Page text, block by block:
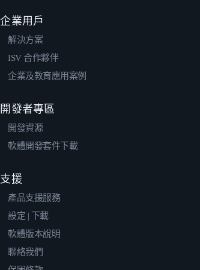
企業用戶
解決方案
ISV 合作夥伴
企業及教育應用案例
開發者專區
開發資源
軟體開發套件下載
支援
產品支援服務
設定 | 下載
軟體版本說明
聯絡我們